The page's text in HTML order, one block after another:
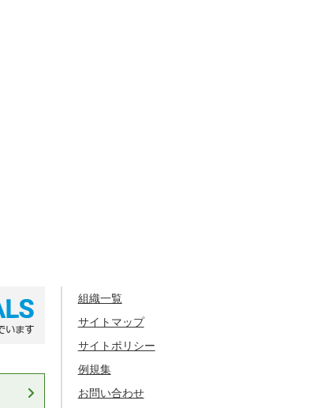
組織一覧
サイトマップ
サイトポリシー
例規集
お問い合わせ